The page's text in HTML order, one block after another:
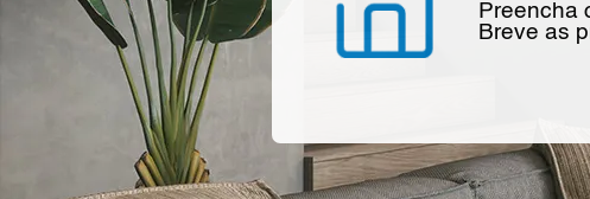
Preencha
Breve as